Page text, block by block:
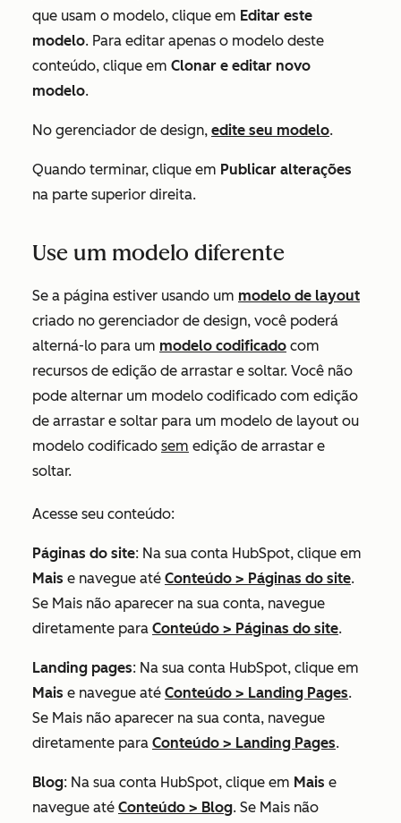
que usam o modelo, clique em Editar este
modelo. Para editar apenas o modelo deste
conteúdo, clique em Clonar e editar novo
modelo.
No gerenciador de design, edite seu modelo.
Quando terminar, clique em Publicar alterações
na parte superior direita.
Use um modelo diferente
Se a página estiver usando um modelo de layout
criado no gerenciador de design, você poderá
alterná-lo para um modelo codificado com
recursos de edição de arrastar e soltar. Você não
pode alternar um modelo codificado com edição
de arrastar e soltar para um modelo de layout ou
modelo codificado sem edição de arrastar e
soltar.
Acesse seu conteúdo:
Páginas do site: Na sua conta HubSpot, clique em
Mais e navegue até Conteúdo > Páginas do site.
Se Mais não aparecer na sua conta, navegue
diretamente para Conteúdo > Páginas do site.
Landing pages: Na sua conta HubSpot, clique em
Mais e navegue até Conteúdo > Landing Pages.
Se Mais não aparecer na sua conta, navegue
diretamente para Conteúdo > Landing Pages.
Blog: Na sua conta HubSpot, clique em Mais e
navegue até Conteúdo > Blog. Se Mais não